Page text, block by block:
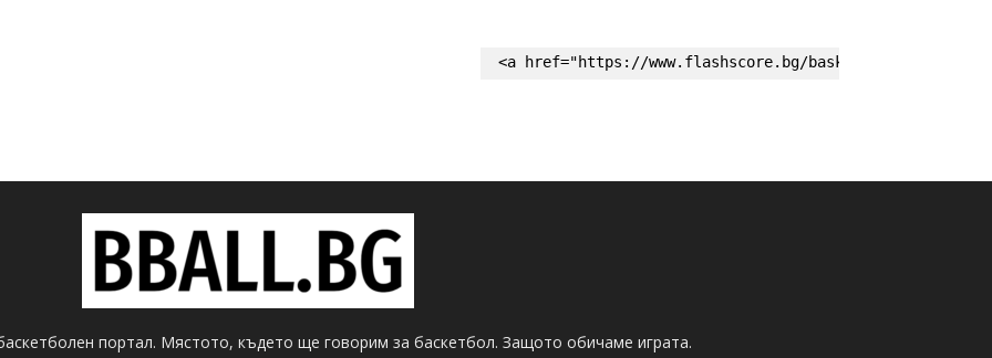
<a href="https://www.flashscore.bg/basketball/"
портал. Мястото, където ще говорим за баскетбол. Защото обичаме играта.